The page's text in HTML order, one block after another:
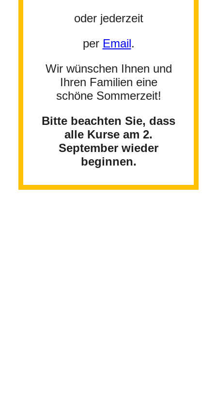
oder jederzeit
per Email.
Wir wünschen Ihnen und
Ihren Familien eine
schöne Sommerzeit!
Bitte beachten Sie, dass
alle Kurse am 2.
September wieder
beginnen.